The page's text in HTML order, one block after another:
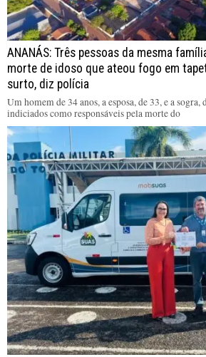
ANANÁS: Três pessoas da mesma
morte de idoso que ateou fogo em
surto, diz polícia
Um homem de 34 anos, a esposa, de 33, e a sogra,
indiciados como responsáveis pela morte do